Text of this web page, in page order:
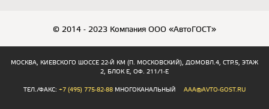
© 2014 - 2023 Компания ООО «АвтоГОСТ»
МОСКВА, КИЕВСКОГО ШОССЕ 22-Й КМ (П. МОСКОВСКИЙ), ДОМОВЛ.4, СТР.5, ЭТАЖ
2, БЛОК Е, ОФ. 211/1-Е
ТЕЛ./ФАКС: +7 (495) 775-82-88 МНОГОКАНАЛЬНЫЙ AAA@AVTO-GOST.RU